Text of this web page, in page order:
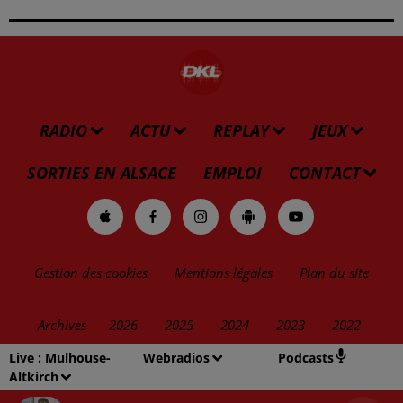
Live : Mulhouse-
Altkirch
Webradios Podcasts
RADIO ACTU REPLAY
JEUX
SORTIES EN ALSACE
EMPLOI CONTACT
Gestion des cookies Mentions légales Plan du site
Archives 2026 2025 2024 2023 2022